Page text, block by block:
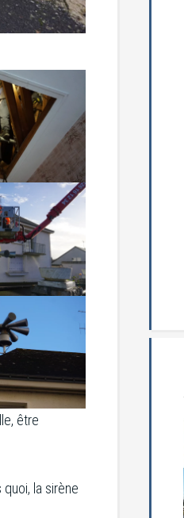
être
la sirène